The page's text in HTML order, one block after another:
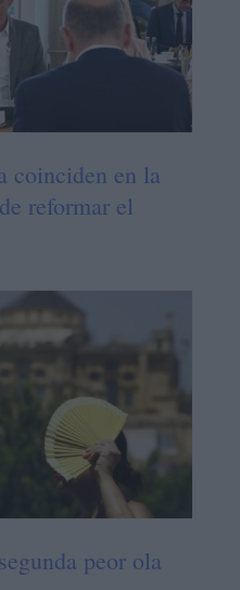
coinciden en la
reformar el
peor ola